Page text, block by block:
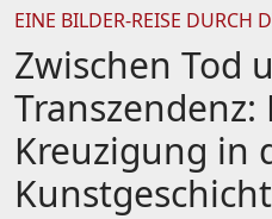
EINE BILDER-REISE DURCH
Zwischen Tod
Transzendenz:
Kreuzigung in